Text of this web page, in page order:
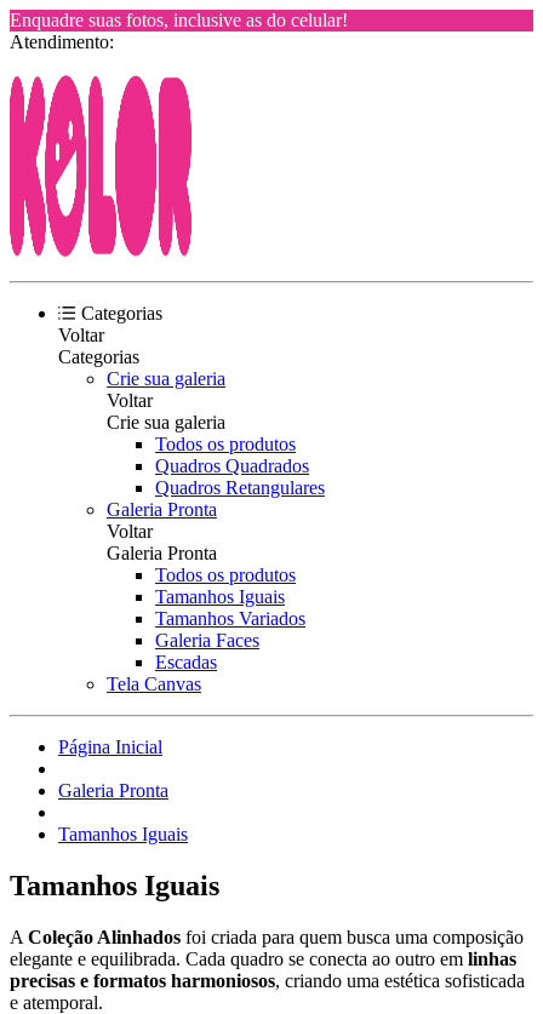
Enquadre suas fotos, inclusive as do celular!
Atendimento:
Categorias
Voltar
Categorias
Crie sua galeria
Voltar
Crie sua galeria
Todos os produtos
Quadros Quadrados
Quadros Retangulares
Galeria Pronta
Voltar
Galeria Pronta
Todos os produtos
Tamanhos Iguais
Tamanhos Variados
Galeria Faces
Escadas
Tela Canvas
Página Inicial
Galeria Pronta
Tamanhos Iguais
Tamanhos Iguais
A Coleção Alinhados foi criada para quem busca uma composição
elegante e equilibrada. Cada quadro se conecta ao outro em linhas
precisas e formatos harmoniosos, criando uma estética sofisticada
e atemporal.